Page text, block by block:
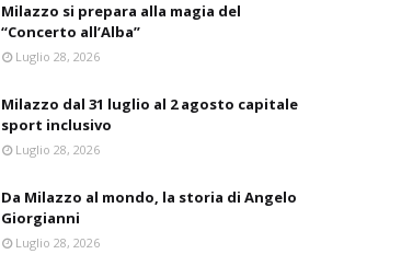
Milazzo si prepara alla magia del
“Concerto all’Alba”
Luglio 28, 2026
Milazzo dal 31 luglio al 2 agosto capitale
sport inclusivo
Luglio 28, 2026
Da Milazzo al mondo, la storia di Angelo
Giorgianni
Luglio 28, 2026